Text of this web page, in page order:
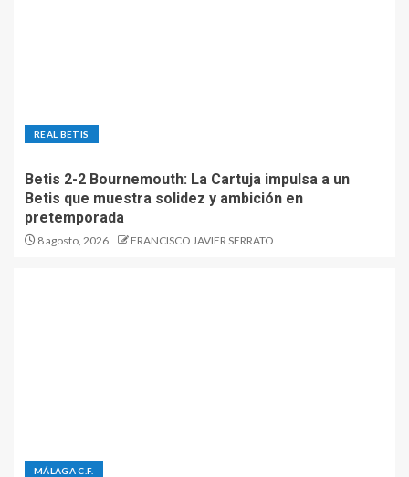
REAL BETIS
Betis 2-2 Bournemouth: La Cartuja impulsa a un
Betis que muestra solidez y ambición en
pretemporada
8 agosto, 2026 FRANCISCO JAVIER SERRATO
MÁLAGA C.F.